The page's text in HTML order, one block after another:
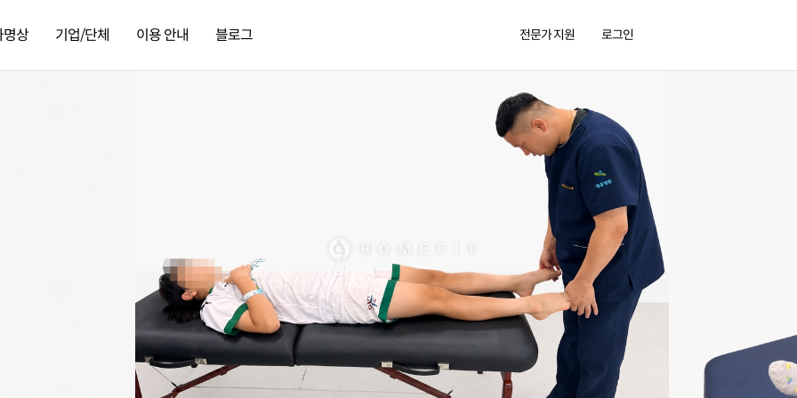
명상 기업/단체 이용 안내 블로그 전문가 지원 로그인